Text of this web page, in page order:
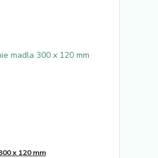
x 120 mm